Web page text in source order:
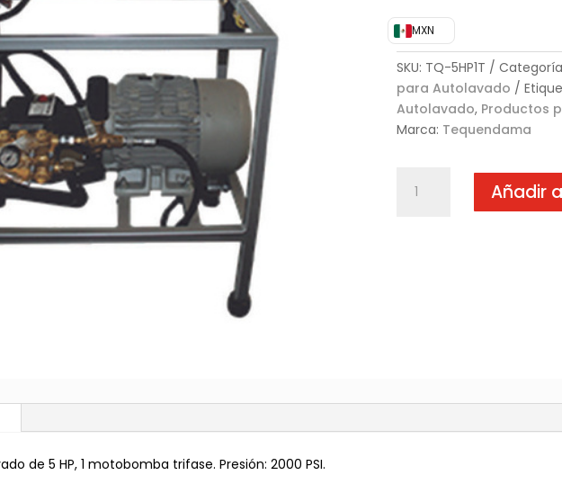
MXN
SKU: TQ-5HP1T
para Autolavado
Autolavado, Productos
Marca: Tequendama
Añadir
de 5 HP, 1 motobomba trifase. Presión: 2000 PSI.